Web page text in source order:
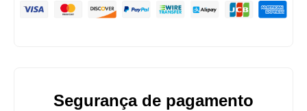
Segurança de pagamento